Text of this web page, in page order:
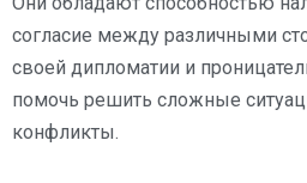
согласие между различными
своей дипломатии и
помочь решить сложные
конфликты.